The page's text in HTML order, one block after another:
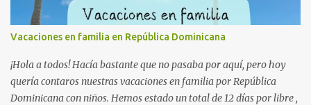
Vacaciones en familia en República Dominicana
¡Hola a todos! Hacía bastante que no pasaba por aquí, pero hoy
quería contaros nuestras vacaciones en familia por República
Dominicana con niños. Hemos estado un total de 12 días por libre ,